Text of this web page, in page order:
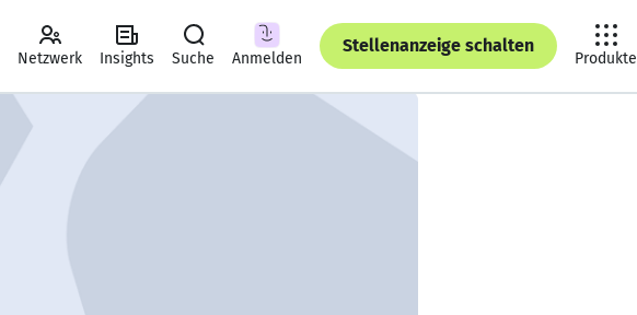
Netzwerk Insights Suche Anmelden
Stellenanzeige schalten
Produkte